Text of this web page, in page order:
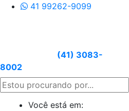
41 99262-9099
(41) 3083-
8002
Você está em: